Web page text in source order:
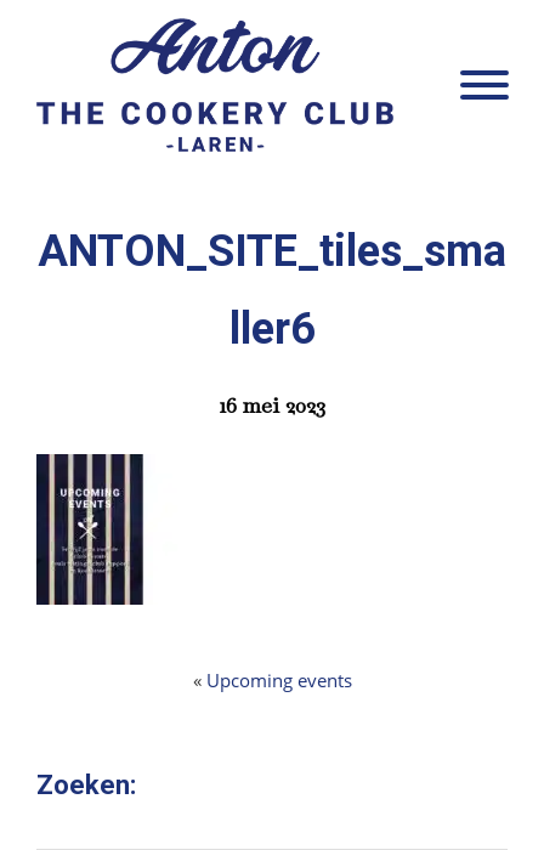
hoofd
Anton Laren
ANTON_SITE_tiles_sma
ller6
16 mei 2023
« Upcoming events
Zoeken: